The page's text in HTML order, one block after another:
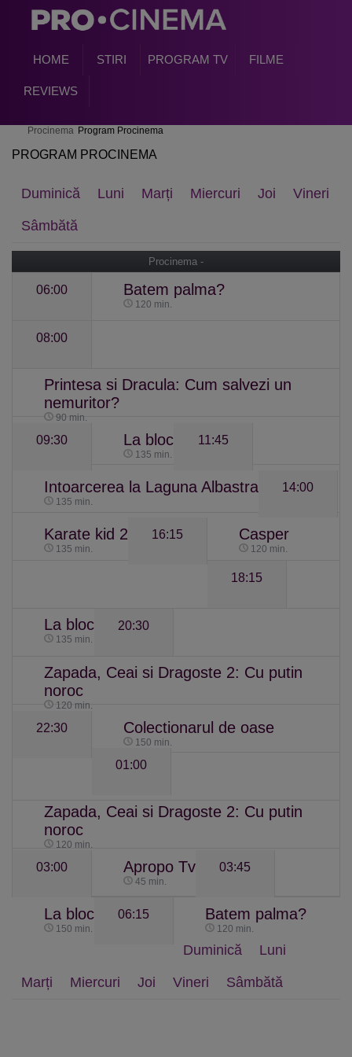
HOME STIRI PROGRAM TV FILME
REVIEWS
Procinema Program Procinema
PROGRAM PROCINEMA
Duminică Luni Marți Miercuri Joi Vineri
Sâmbătă
Procinema -
06:00 Batem palma?
120 min.
08:00
Printesa si Dracula: Cum salvezi un
nemuritor?
90 min.
09:30 La bloc
135 min.
11:45
Intoarcerea la Laguna Albastra
135 min.
14:00
Karate kid 2
135 min.
16:15 Casper
120 min.
18:15
La bloc
135 min.
20:30
Zapada, Ceai si Dragoste 2: Cu putin
noroc
120 min.
22:30 Colectionarul de oase
150 min.
01:00
Zapada, Ceai si Dragoste 2: Cu putin
noroc
120 min.
03:00 Apropo Tv
45 min.
03:45
La bloc
150 min.
06:15 Batem palma?
120 min.
Duminică Luni
Marți Miercuri Joi Vineri Sâmbătă